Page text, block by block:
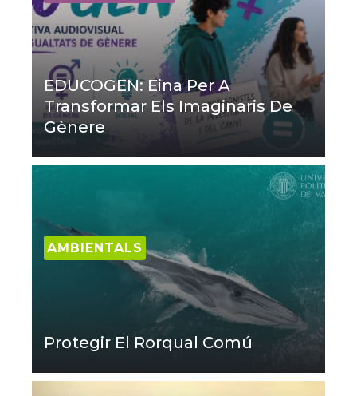
EDUCOGEN: Eina Per A
Transformar Els Imaginaris De
Gènere
AMBIENTALS
Protegir El Rorqual Comú